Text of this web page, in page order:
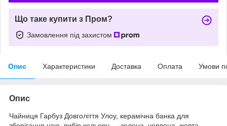
Що таке купити з Пром?
Замовлення під захистом
Опис Характеристики Доставка Оплата Умови
Опис
Чайниця Гарбуз Довголіття Улоу, керамічна банка для